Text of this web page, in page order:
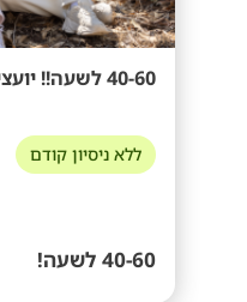
40-60 לשעה!! יועצי/ות מכירה!
ללא ניסיון קודם
40-60 לשעה!